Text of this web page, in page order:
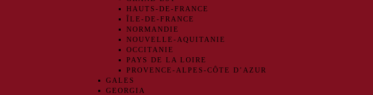
HAUTS-DE-FRANCE
ÎLE-DE-FRANCE
NORMANDIE
NOUVELLE-AQUITANIE
OCCITANIE
PAYS DE LA LOIRE
PROVENCE-ALPES-CÔTE D’AZUR
GALES
GEORGIA